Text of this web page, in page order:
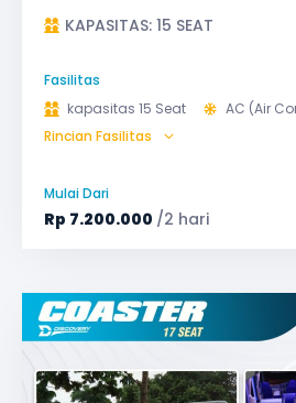
KAPASITAS: 15 SEAT
Fasilitas
kapasitas 15 Seat
AC (Air
Bantal & Selimut (optional)
Safety Tools (P3K, Windows
Rincian Fasilitas
Mulai Dari
Rp 7.200.000 /2 hari